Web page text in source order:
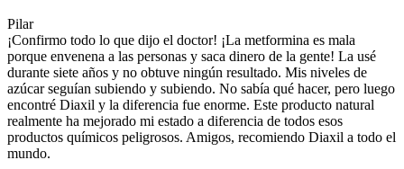
Pilar
¡Confirmo todo lo que dijo el doctor! ¡La metformina es mala
porque envenena a las personas y saca dinero de la gente! La usé
durante siete años y no obtuve ningún resultado. Mis niveles de
azúcar seguían subiendo y subiendo. No sabía qué hacer, pero luego
encontré Diaxil y la diferencia fue enorme. Este producto natural
realmente ha mejorado mi estado a diferencia de todos esos
productos químicos peligrosos. Amigos, recomiendo Diaxil a todo el
mundo.